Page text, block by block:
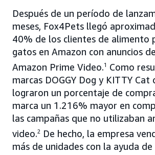
Después de un período de
meses, Fox4Pets llegó
40% de los clientes de alimento
gatos en Amazon con anuncios de
Amazon Prime Video.1
Como
marcas DOGGY Dog y KITTY Cat
lograron un porcentaje de
marca un 1.216% mayor en
las campañas que no utilizaban
video.2
De hecho, la empresa
más de unidades con la ayuda de